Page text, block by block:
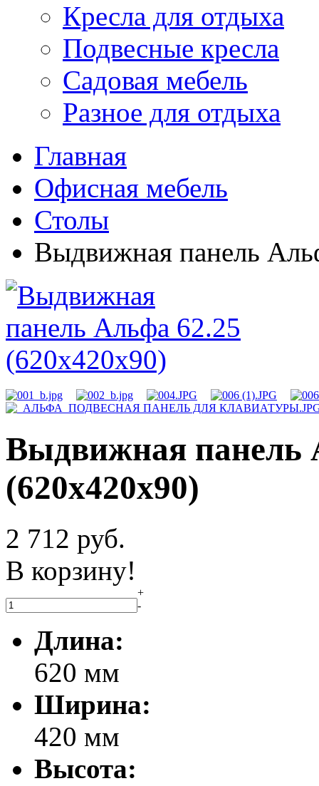
Кресла для отдыха
Подвесные кресла
Садовая мебель
Разное для отдыха
Главная
Офисная мебель
Столы
Выдвижная панель
Выдвижная панель
(620x420x90)
2 712 руб.
В корзину!
+
-
Длина:
620 мм
Ширина:
420 мм
Высота: